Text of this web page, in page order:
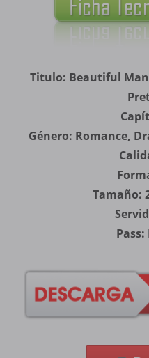
Titulo: Beautiful
Género: Romance,
Tamaño:
Pass: